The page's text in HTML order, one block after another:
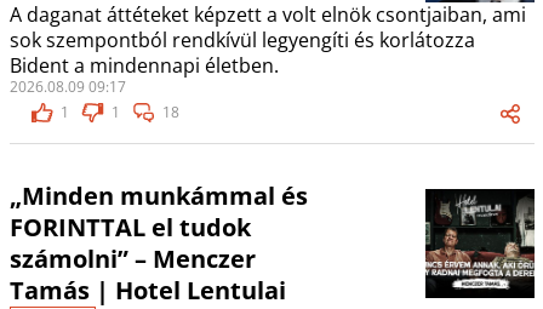
A daganat áttéteket képzett a volt elnök csontjaiban, ami
sok szempontból rendkívül legyengíti és korlátozza
Bident a mindennapi életben.
2026.08.09 09:17
1
1 18
„Minden munkámmal és
FORINTTAL el tudok
számolni” – Menczer
Tamás | Hotel Lentulai